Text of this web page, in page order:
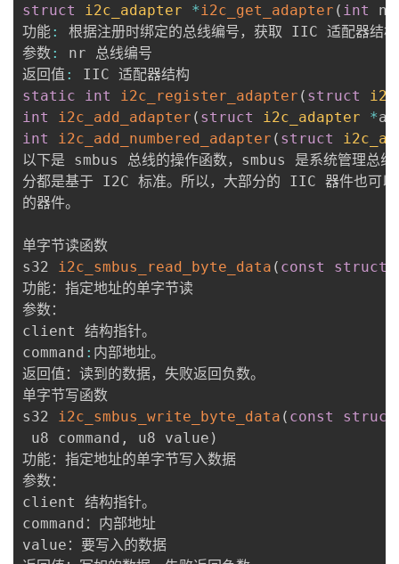
struct
i2c_adapter * i2c_get_adapter ( int nr
功能:
根据注册时绑定的总线编号，获取 IIC 适配器结
参数:
nr 总线编号
返回值 :
static
int i2c_register_adapter ( struct
int
i2c_add_adapter ( struct i2c_adapter *
int
i2c_add_numbered_adapter ( struct
以下是 smbus 总线的操作函数，smbus 是系统管理总
分都是基于 I2C 标准。所以，大部分的 IIC 器件也可以
的器件。
单字节读函数
s32
i2c_smbus_read_byte_data ( const struct
功能：指定地址的单字节读
参数：
client 结构指针。
command : 内部地址。
返回值：读到的数据，失败返回负数。
单字节写函数
s32
i2c_smbus_write_byte_data ( const
struct
u8 command , u8 value )
功能：指定地址的单字节写入数据
参数：
client 结构指针。
command：内部地址
value：要写入的数据